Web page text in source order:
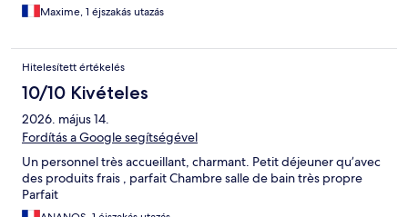
Maxime, 1 éjszakás utazás
Hitelesített értékelés
10/10 Kivételes
2026. május 14.
Fordítás a Google segítségével
Un personnel très accueillant, charmant. Petit déjeuner qu’avec
des produits frais , parfait Chambre salle de bain très propre
Parfait